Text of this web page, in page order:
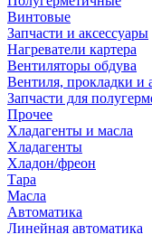
Винтовые
Запчасти и аксессуары
Нагреватели картера
Вентиляторы обдува
Вентиля, прокладки и
Запчасти для
Прочее
Хладагенты и масла
Хладагенты
Хладон/фреон
Тара
Масла
Автоматика
Линейная автоматика